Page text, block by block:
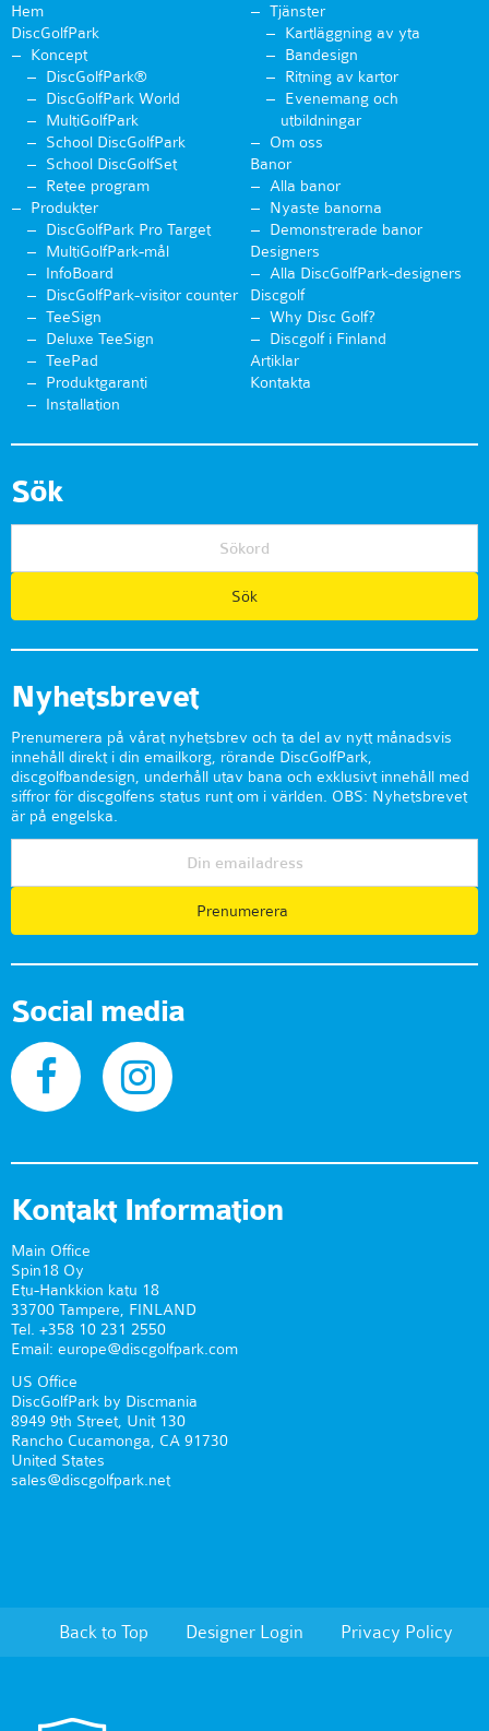
Hem
DiscGolfPark
Koncept
DiscGolfPark®
DiscGolfPark World
MultiGolfPark
School DiscGolfPark
School DiscGolfSet
Retee program
Produkter
DiscGolfPark Pro Target
MultiGolfPark-mål
InfoBoard
DiscGolfPark-visitor counter
TeeSign
Deluxe TeeSign
TeePad
Produktgaranti
Installation
Tjänster
Kartläggning av yta
Bandesign
Ritning av kartor
Evenemang och
utbildningar
Om oss
Banor
Alla banor
Nyaste banorna
Demonstrerade banor
Designers
Alla DiscGolfPark-designers
Discgolf
Why Disc Golf?
Discgolf i Finland
Artiklar
Kontakta
Sök
Nyhetsbrevet
Prenumerera på vårat nyhetsbrev och ta del av nytt månadsvis
innehåll direkt i din emailkorg, rörande DiscGolfPark,
discgolfbandesign, underhåll utav bana och exklusivt innehåll med
siffror för discgolfens status runt om i världen. OBS: Nyhetsbrevet
är på engelska.
Prenumerera
Social media
Kontakt Information
Main Office
Spin18 Oy
Etu-Hankkion katu 18
33700 Tampere, FINLAND
Tel. +358 10 231 2550
Email: europe@discgolfpark.com
US Office
DiscGolfPark by Discmania
8949 9th Street, Unit 130
Rancho Cucamonga, CA 91730
United States
sales@discgolfpark.net
Back to Top Designer Login Privacy Policy